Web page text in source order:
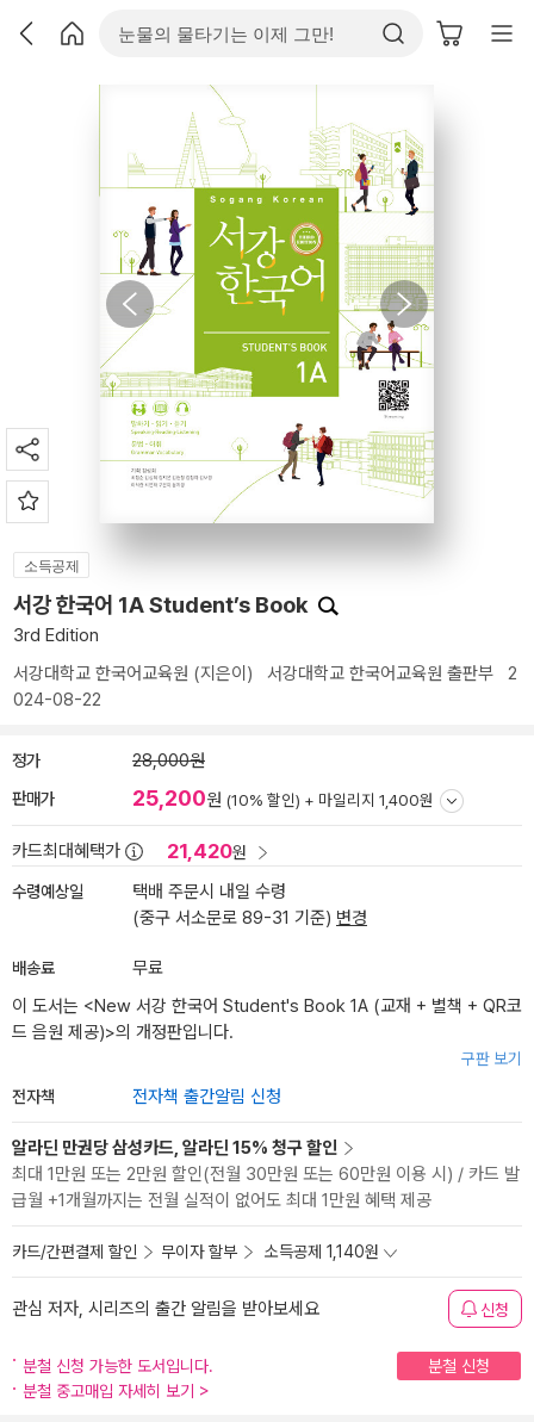
소득공제
서강 한국어 1A Student’s Book
3rd Edition
서강대학교 한국어교육원 (지은이) 서강대학교 한국어교육원 출판부 2
024-08-22
정가 28,000원
판매가 25,200원 (10% 할인) + 마일리지 1,400원
카드최대혜택가 21,420원
수령예상일
택배 주문시 내일 수령
(중구 서소문로 89-31 기준) 변경
배송료
무료
이 도서는 <New 서강 한국어 Student's Book 1A (교재 + 별책 + QR코
드 음원 제공)>의 개정판입니다.
구판 보기
전자책 전자책 출간알림 신청
알라딘 만권당 삼성카드, 알라딘 15% 청구 할인
최대 1만원 또는 2만원 할인(전월 30만원 또는 60만원 이용 시) / 카드 발
급월 +1개월까지는 전월 실적이 없어도 최대 1만원 혜택 제공
카드/간편결제 할인 무이자 할부 소득공제 1,140원
관심 저자, 시리즈의 출간 알림을 받아보세요 신청
분철 신청 가능한 도서입니다.
분철 신청
분철 중고매입 자세히 보기 >